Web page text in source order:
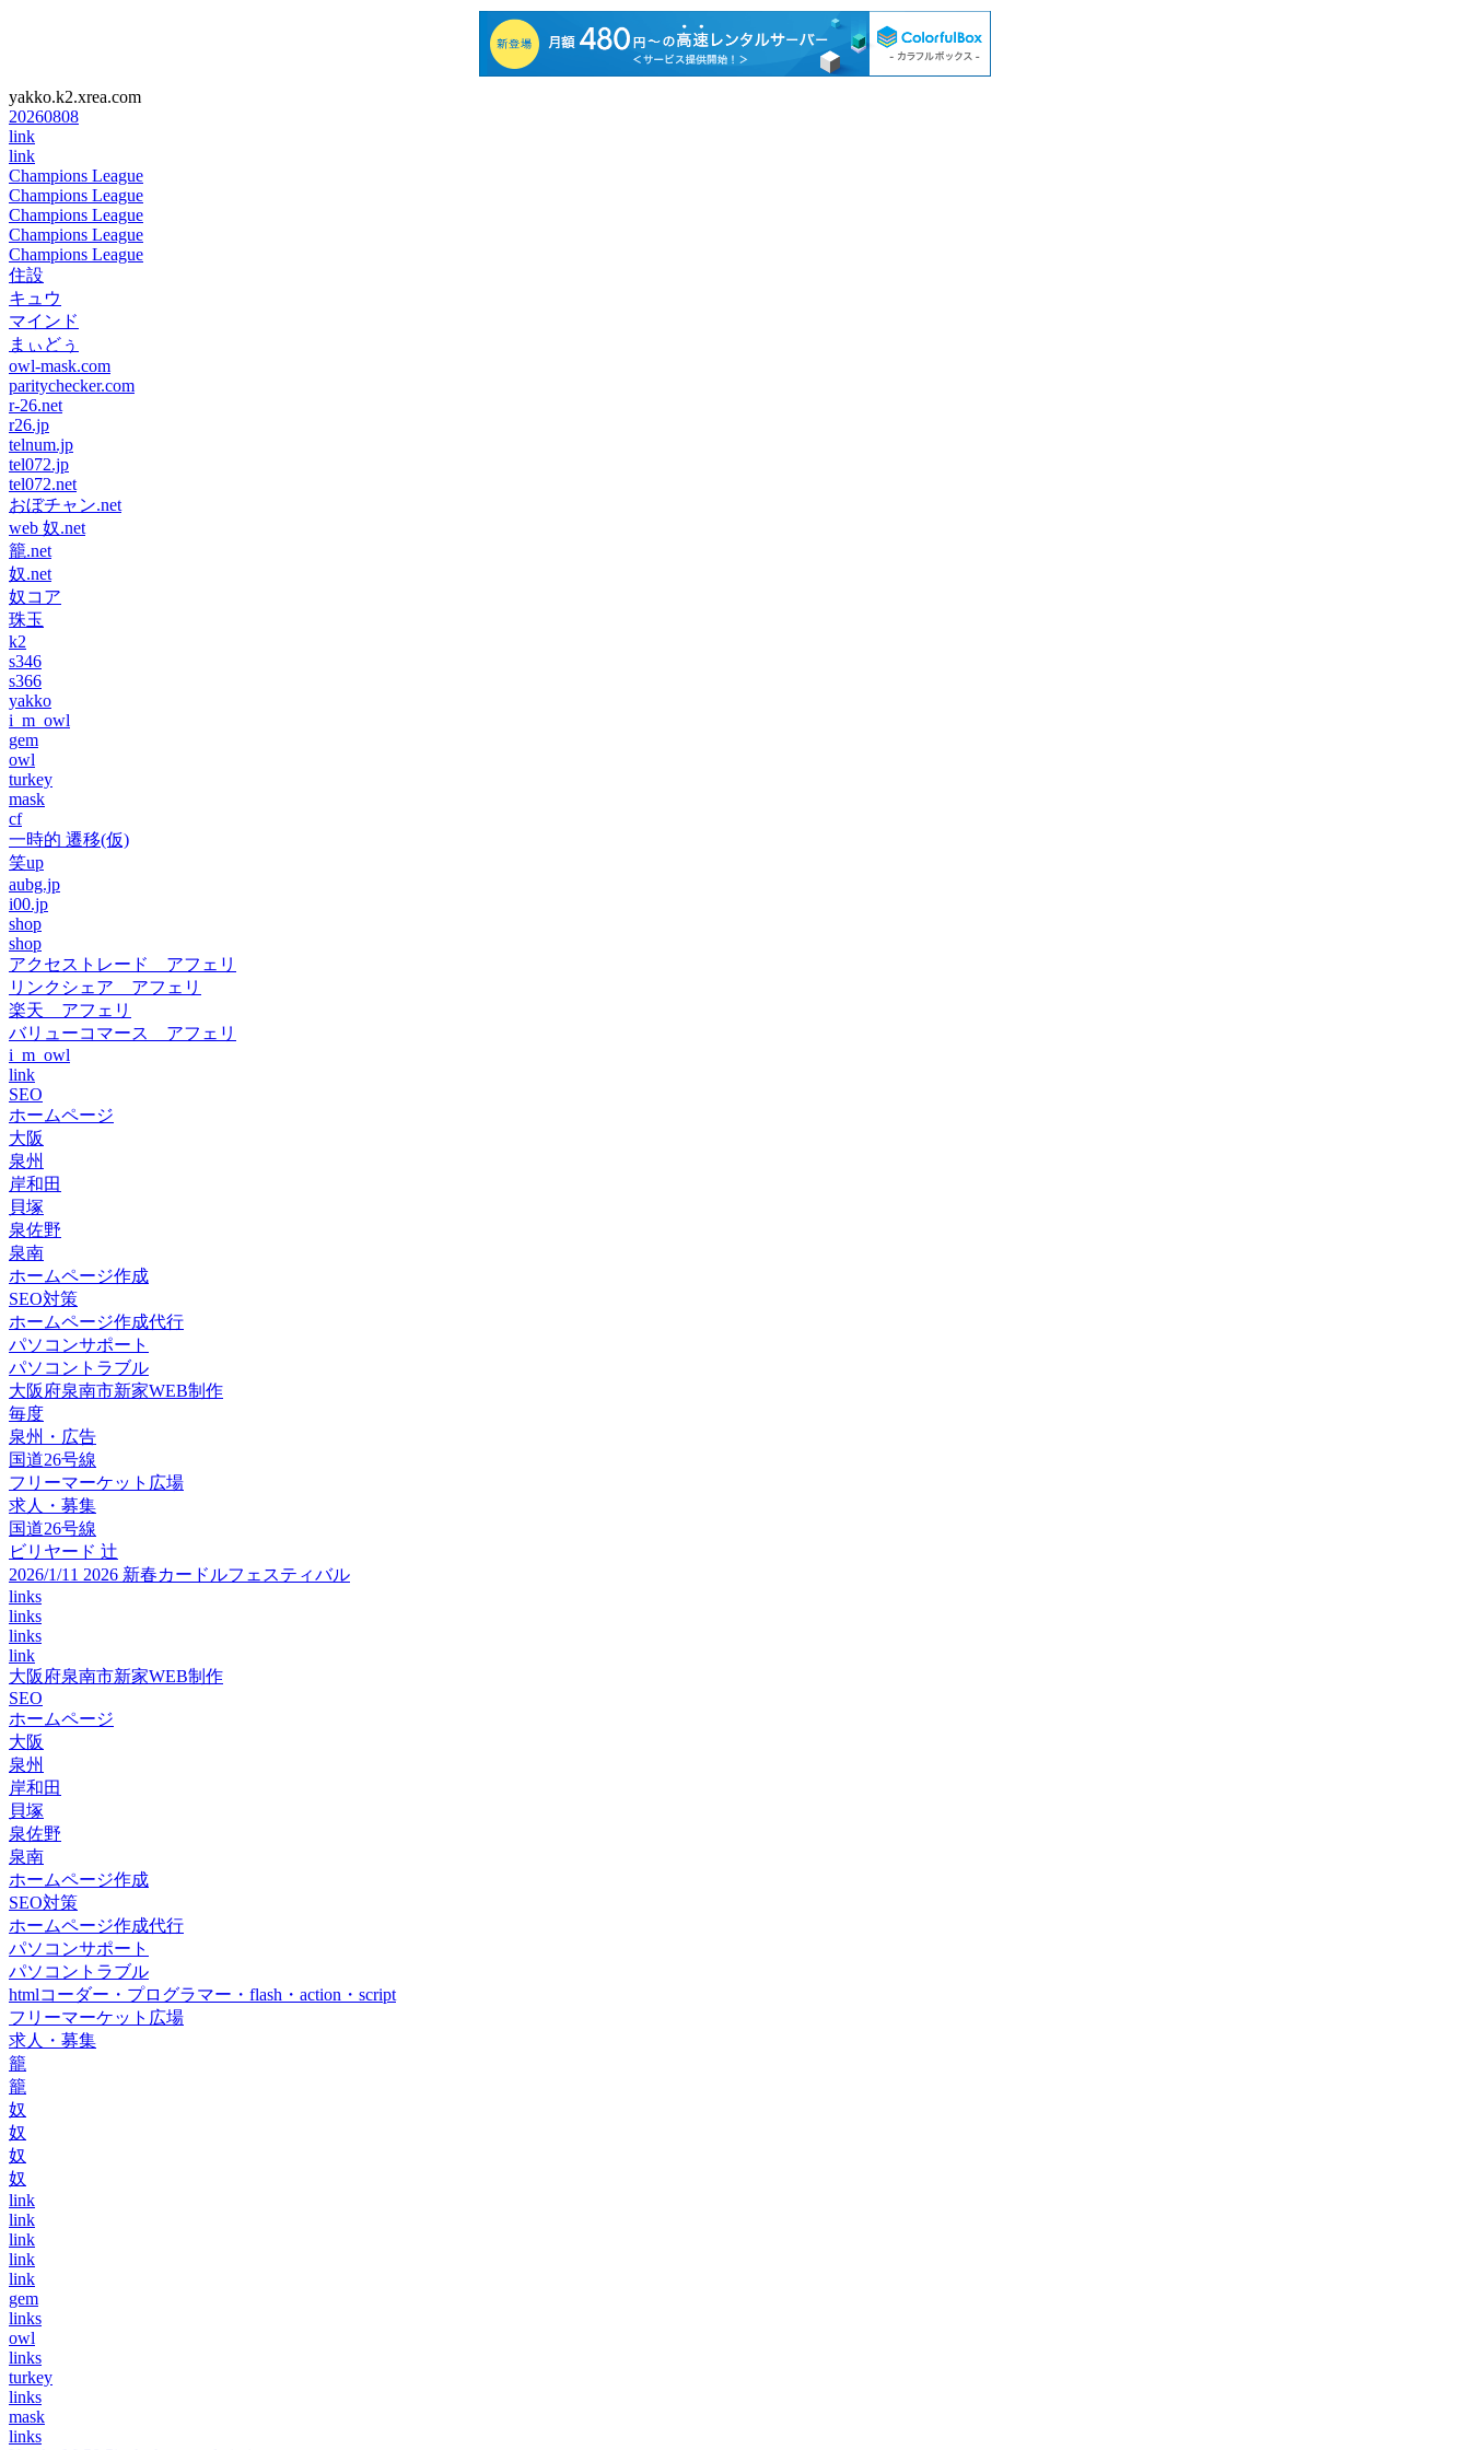
yakko.k2.xrea.com
20260808
link
link
Champions League
Champions League
Champions League
Champions League
Champions League
住設
キュウ
マインド
まぃどぅ
owl-mask.com
paritychecker.com
r-26.net
r26.jp
telnum.jp
tel072.jp
tel072.net
おぼチャン.net
web 奴.net
籠.net
奴.net
奴コア
珠玉
k2
s346
s366
yakko
i_m_owl
gem
owl
turkey
mask
cf
一時的 遷移(仮)
笑up
aubg.jp
i00.jp
shop
shop
アクセストレード アフェリ
リンクシェア アフェリ
楽天 アフェリ
バリューコマース アフェリ
i_m_owl
link
SEO
ホームページ
大阪
泉州
岸和田
貝塚
泉佐野
泉南
ホームページ作成
SEO対策
ホームページ作成代行
パソコンサポート
パソコントラブル
大阪府泉南市新家WEB制作
毎度
泉州・広告
国道26号線
フリーマーケット広場
求人・募集
国道26号線
ビリヤード 辻
2026/1/11 2026 新春カードルフェスティバル
links
links
links
link
大阪府泉南市新家WEB制作
SEO
ホームページ
大阪
泉州
岸和田
貝塚
泉佐野
泉南
ホームページ作成
SEO対策
ホームページ作成代行
パソコンサポート
パソコントラブル
htmlコーダー・プログラマー・flash・action・script
フリーマーケット広場
求人・募集
籠
籠
奴
奴
奴
奴
link
link
link
link
link
gem
links
owl
links
turkey
links
mask
links